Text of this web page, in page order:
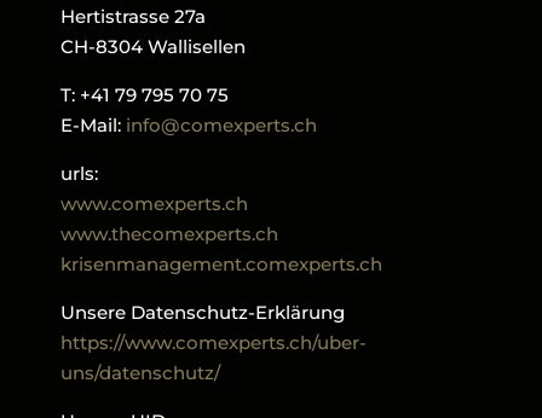
Hertistrasse 27a
CH-8304 Wallisellen
T: +41 79 795 70 75
E-Mail: info@comexperts.ch
urls:
www.comexperts.ch
www.thecomexperts.ch
krisenmanagement.comexperts.ch
Unsere Datenschutz-Erklärung
https://www.comexperts.ch/uber-
uns/datenschutz/